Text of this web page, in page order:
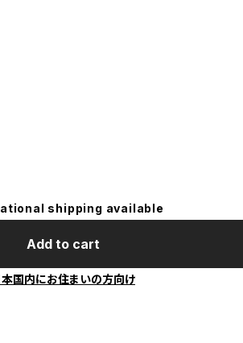
shipping available
Add to cart
本国内にお住まいの方向け